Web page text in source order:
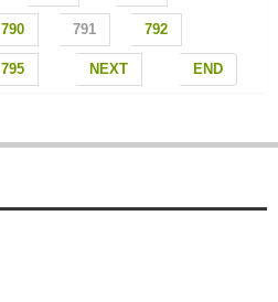
790 791 792
795 NEXT END